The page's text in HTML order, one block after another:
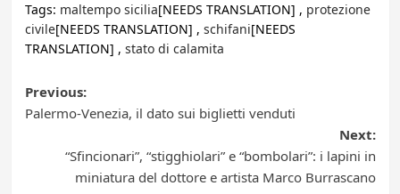
Tags: maltempo sicilia[NEEDS TRANSLATION] , protezione
civile[NEEDS TRANSLATION] , schifani[NEEDS
TRANSLATION] , stato di calamita
Post
navigation
Previous:
Palermo-Venezia, il dato sui biglietti venduti
Next:
“Sfincionari”, “stigghiolari” e “bombolari”: i lapini in
miniatura del dottore e artista Marco Burrascano